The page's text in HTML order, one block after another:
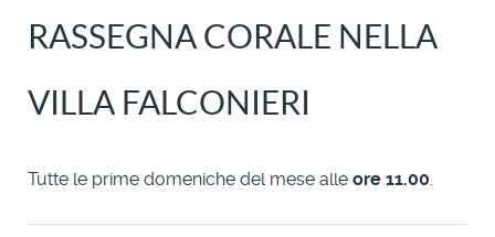
RASSEGNA CORALE NELLA
VILLA FALCONIERI
Tutte le prime domeniche del mese alle ore 11.00